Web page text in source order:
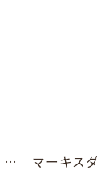
年を重ねていくリング。